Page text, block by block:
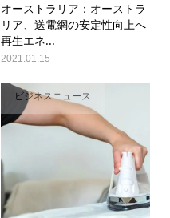
オーストラリア：オーストラ
リア、送電網の安定性向上へ
再生エネ...
2021.01.15
ビジネスニュース